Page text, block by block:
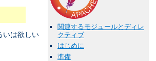
いは欲しい
関連するモジュールとディレ
クティブ
はじめに
準備